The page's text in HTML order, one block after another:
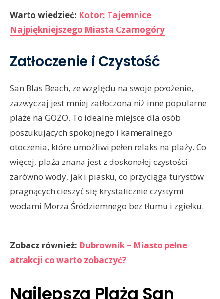
Warto wiedzieć: Kotor: Tajemnice
Najpiękniejszego Miasta Czarnogóry
Zatłoczenie i Czystość
San Blas Beach, ze względu na swoje położenie,
zazwyczaj jest mniej zatłoczona niż inne popularne
plaże na GOZO. To idealne miejsce dla osób
poszukujących spokojnego i kameralnego
otoczenia, które umożliwi pełen relaks na plaży. Co
więcej, plaża znana jest z doskonałej czystości
zarówno wody, jak i piasku, co przyciąga turystów
pragnących cieszyć się krystalicznie czystymi
wodami Morza Śródziemnego bez tłumu i zgiełku.
Zobacz również: Dubrownik – Miasto pełne
atrakcji co warto zobaczyć?
Najlepsza Plaża San